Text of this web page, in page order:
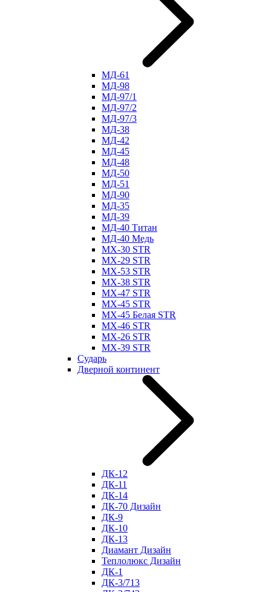
МД-61
МД-98
МД-97/1
МД-97/2
МД-97/3
МД-38
МД-42
МД-45
МД-48
МД-50
МД-51
МД-90
МД-35
МД-39
МД-40 Титан
МД-40 Медь
МХ-30 STR
МХ-29 STR
МХ-53 STR
МХ-38 STR
МХ-47 STR
МХ-45 STR
МХ-45 Белая STR
МХ-46 STR
МХ-26 STR
МХ-39 STR
Сударь
Дверной континент
ДК-12
ДК-11
ДК-14
ДК-70 Дизайн
ДК-9
ДК-10
ДК-13
Диамант Дизайн
Теплолюкс Дизайн
ДК-1
ДК-3/713